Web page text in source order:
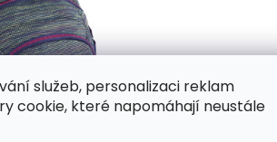
služeb, personalizaci reklam
cookie, které napomáhají neustále